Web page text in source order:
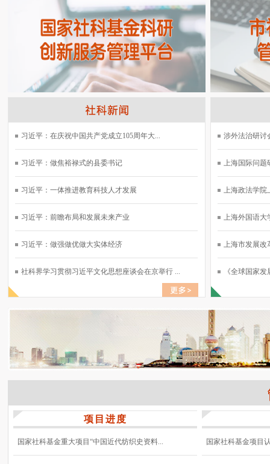
习近平：在庆祝中国共产党成立105周年大...
习近平：做焦裕禄式的县委书记
习近平：一体推进教育科技人才发展
习近平：前瞻布局和发展未来产业
习近平：做强做优做大实体经济
社科界学习贯彻习近平文化思想座谈会在京举行 ...
涉外法治研讨
上海国际问题
上海政法学院
上海外国语大
上海市发展改
《全球国家
项目进度
国家社科基金重大项目“中国近代纺织史资料... 国家社科基金项目